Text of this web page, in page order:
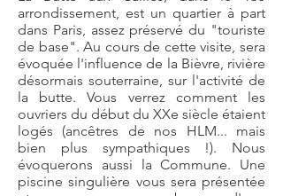
arrondissement, est un quartier à part
dans Paris, assez préservé du "touriste
de base". Au cours de cette visite, sera
évoquée l'influence de la Bièvre, rivière
désormais souterraine, sur l'activité de
la butte. Vous verrez comment les
ouvriers du début du XXe siècle étaient
logés (ancêtres de nos HLM... mais
bien plus sympathiques !). Nous
évoquerons aussi la Commune. Une
piscine singulière vous sera présentée